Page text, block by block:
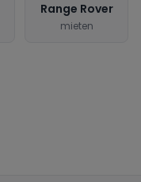
Range Rover
mieten